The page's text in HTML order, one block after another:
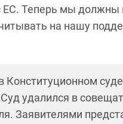
ЕС. Теперь мы должны
на нашу
Конституционном
удалился в
Заявителями